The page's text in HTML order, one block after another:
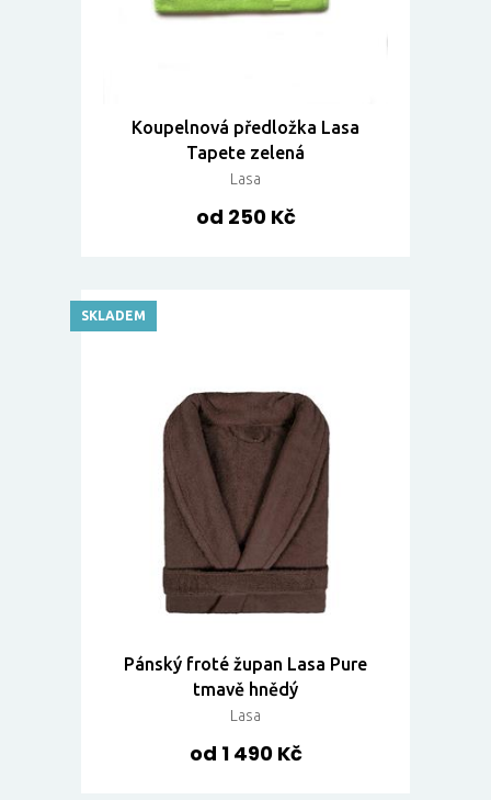
Koupelnová předložka Lasa
Tapete zelená
Lasa
od 250 Kč
Pánský froté župan Lasa Pure
tmavě hnědý
Lasa
od 1 490 Kč
SKLADEM